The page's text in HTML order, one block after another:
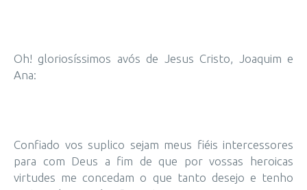
Oh! gloriosíssimos avós de Jesus Cristo, Joaquim e
Ana:
Confiado vos suplico sejam meus fiéis intercessores
para com Deus a fim de que por vossas heroicas
virtudes me concedam o que tanto desejo e tenho